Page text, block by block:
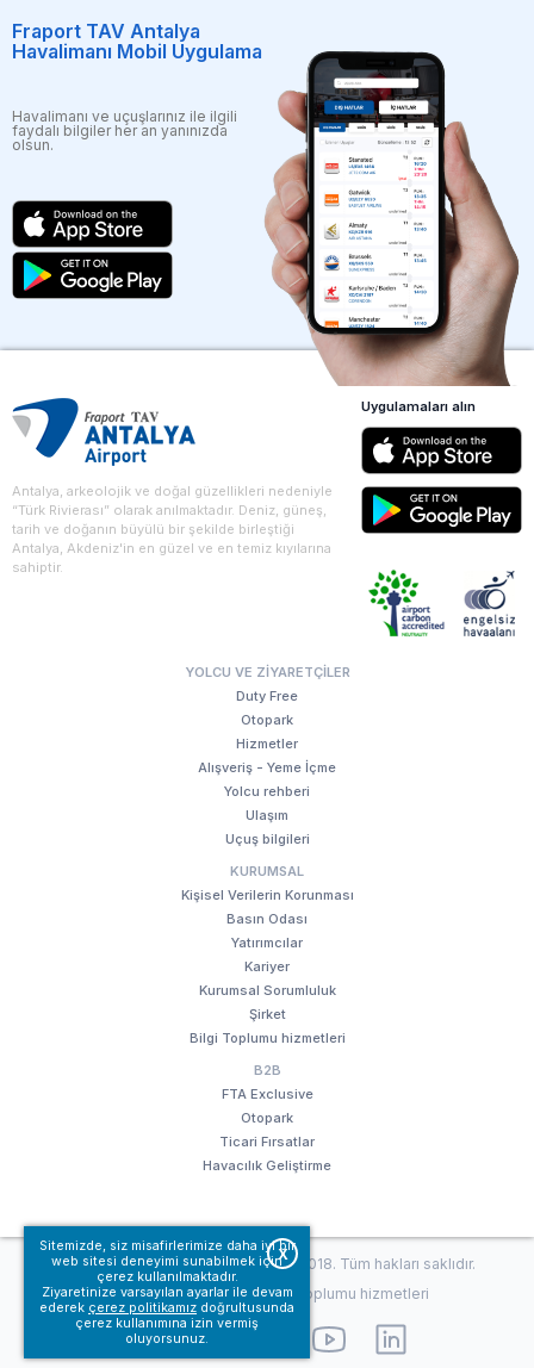
Sitemizde, siz misafirlerimize daha iyi bir
web sitesi deneyimi sunabilmek için
çerez kullanılmaktadır.
Ziyaretinize varsayılan ayarlar ile devam
ederek çerez politikamız doğrultusunda
çerez kullanımına izin vermiş
oluyorsunuz.
X
Fraport TAV Antalya
Havalimanı Mobil Uygulama
Havalimanı ve uçuşlarınız ile ilgili
faydalı bilgiler her an yanınızda
olsun.
Antalya, arkeolojik ve doğal güzellikleri nedeniyle
“Türk Rivierası” olarak anılmaktadır. Deniz, güneş,
tarih ve doğanın büyülü bir şekilde birleştiği
Antalya, Akdeniz'in en güzel ve en temiz kıyılarına
sahiptir.
YOLCU VE ZIYARETÇILER
Duty Free
Otopark
Hizmetler
Alışveriş - Yeme İçme
Yolcu rehberi
Ulaşım
Uçuş bilgileri
KURUMSAL
Kişisel Verilerin Korunması
Basın Odası
Yatırımcılar
Kariyer
Kurumsal Sorumluluk
Şirket
Bilgi Toplumu hizmetleri
B2B
FTA Exclusive
Otopark
Ticari Fırsatlar
Havacılık Geliştirme
Uygulamaları alın
© Fraport TAV Antalya Havalimanı, 2018. Tüm hakları saklıdır.
Kullanım koşullarımız
Bilgi Toplumu hizmetleri